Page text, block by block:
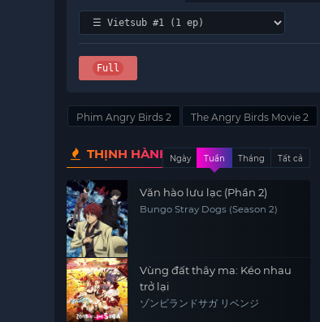
Full
Phim Angry Birds 2 The Angry Birds Movie 2
THỊNH HÀNH Ngày Tuần Tháng Tất cả
Văn hào lưu lạc (Phần 2)
Bungo Stray Dogs (Season 2)
Vùng đất thây ma: Kéo nhau
trở lại
ゾンビランドサガ リベンジ